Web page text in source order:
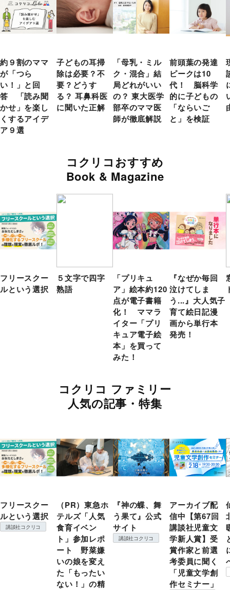
約９割のママ
が「つら
い！」と回
答 「読み聞
かせ」を楽し
くするアイデ
ア９選
子どもの耳掃
除は必要？不
要？どうす
る？ 耳鼻科医
に聞いた正解
「母乳・ミル
ク・混合」結
局どれがいい
の？ 東大医学
部卒のママ医
師が徹底解説
前頭葉の発達
ピークは10
代！ 脳科学
的に子どもの
「ならいご
と」を検証
コクリコおすすめ
Book & Magazine
フリースクー
ルという選択
５文字で四字
熟語
「プリキュ
ア」絵本約120
点が電子書籍
化！ ママラ
イター「プリ
キュア電子絵
本」を買って
みた！
『なぜか毎回
泣けてしま
う...』大人気子
育て絵日記漫
画から単行本
発売！
コクリコ ファミリー
人気の記事・特集
フリースクー
ルという選択
講談社コクリコ
（PR）東急ホ
テルズ「人気
食育イベン
ト」参加レポ
ート 野菜嫌
いの娘を変え
た「もったい
ない！」の精
『神の蝶、舞
う果て』公式
サイト
講談社コクリコ
アーカイブ配
信中【第67回
講談社児童文
学新人賞】受
賞作家と前選
考委員に聞く
「児童文学創
作セミナー」